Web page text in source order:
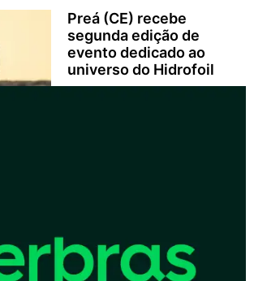
Preá (CE) recebe
segunda edição de
evento dedicado ao
universo do Hidrofoil